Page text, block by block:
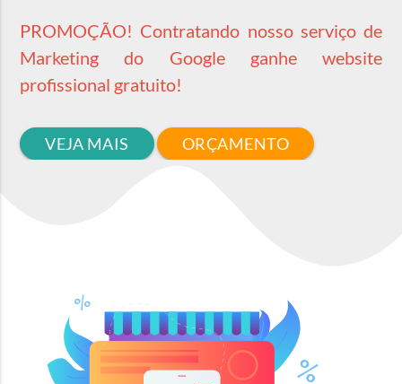
PROMOÇÃO! Contratando nosso serviço de
Marketing do Google ganhe website
profissional gratuito!
VEJA MAIS ORÇAMENTO